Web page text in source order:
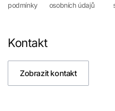
podmínky
osobních údajů
Kontakt
Zobrazit kontakt